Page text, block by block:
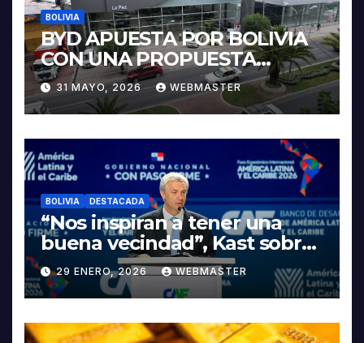
BOLIVIA
BYD APUESTA POR BOLIVIA
CON UNA PROPUESTA
INTEGRAL PARA IMPULSAR
LA ELECTROMOVILIDAD Y LA
INDUSTRIALIZACIÓN DEL
LITIO
31 MAYO, 2026 WEBMASTER
BOLIVIA DESTACADA
“Nos inspiran a tener una
buena vecindad”, Kast sobre
discurso del presidente
Rodrigo Paz
29 ENERO, 2026 WEBMASTER